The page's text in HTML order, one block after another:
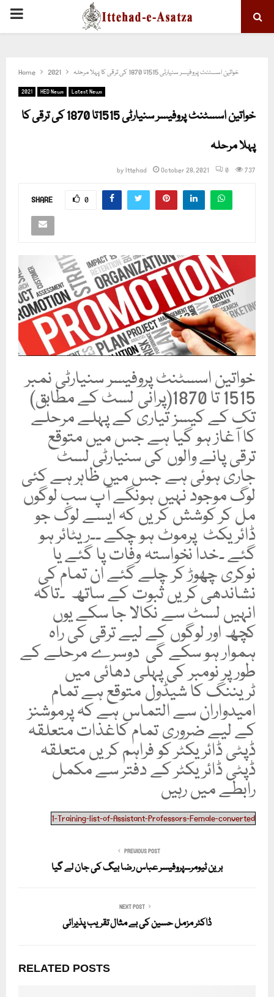
PRIMARY
Home 2021 خواتین اسسٹنٹ پروفیسر سنیارٹی 1515تا 1870 کی ترقی کا پہلا مرحلہ
2021 HED News Latest News
خواتین اسسٹنٹ پروفیسر سنیارٹی 1515تا 1870 کی ترقی کا
پہلا مرحلہ
byIttehad October 28, 2021 0 737
SHARE 0
خواتین اسسٹنٹ پروفیسر سنیارٹی نمبر
1515 تا 1870(پرانی لسٹ کے مطابق)
تک کے کیسز تیاری کے پہلے مرحلے
کا آغاز ہو گیا ہے جس میں متوقع
ترقی پانے والوں کی سنیارٹی لسٹ
جاری ہوئی ہے جس میں ظاہر ہے کئی
لوگ موجود نہیں ہونگے آپ سب لوگوں
مل کر کوشش کریں کہ ایسے لوگ جو
ڈائریکٹ پرموٹ ہو چکے ۔۔ریٹائر ہو
گئے ۔خدا نخواستہ وفات پا گئے یا
نوکری چھوڑ کر چلے گئے ان تمام کی
نشاندھی کریں ثبوت کے ساتھ ۔تاکہ
انہیں لسٹ سے نکالا جا سکے یوں
کچھ اور لوگوں کے لیے ترقی کی راہ
ہموار ہو سکے گی دوسرے مرحلے کے
طور پر نومبر کی پہلی دھائی میں
ٹریننگ کا شیڈول متوقع ہے تمام
امیدواران سے التماس ہے کہ پرموشنز
کے لیے ضروری تمام کاغذات متعلقہ
ڈپٹی ڈائریکٹر کو فراہم کریں متعلقہ
ڈپٹی ڈائریکٹر کے دفتر سے مکمل
رابطے میں رہیں
1-Training-list-of-Assistant-Professors-Female-converted
PREVIOUS POST
برین ٹیومر۔۔پروفیسر عباس رضا بیگ کی جان لے گیا
NEXT POST
ڈاکٹر مزمل حسین کی بے مثال تقریب پذیرائی
RELATED POSTS